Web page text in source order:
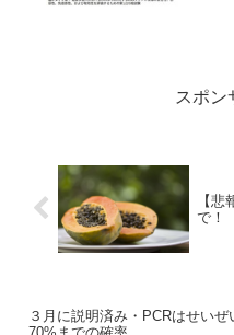
実
スポン
【
で！
３月に説明済み・PCRはせいぜ